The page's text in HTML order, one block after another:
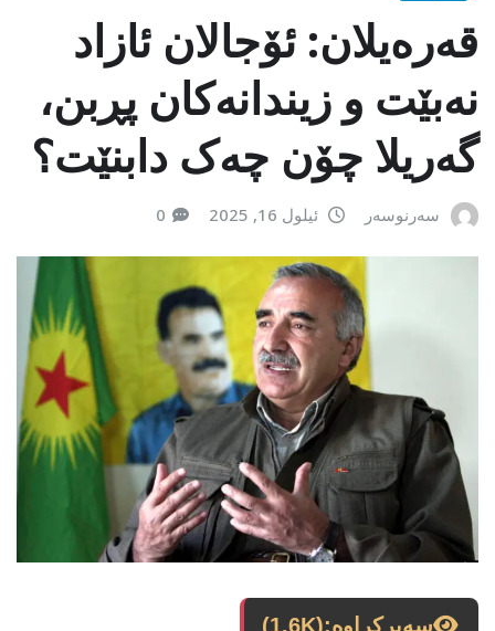
قەرەیلان: ئۆجالان ئازاد
نەبێت و زیندانەکان پڕبن،
گەریلا چۆن چەک دابنێت؟
سەرنوسەر ئیلول 16, 2025 0
سەیرکراوە:(1.6K)